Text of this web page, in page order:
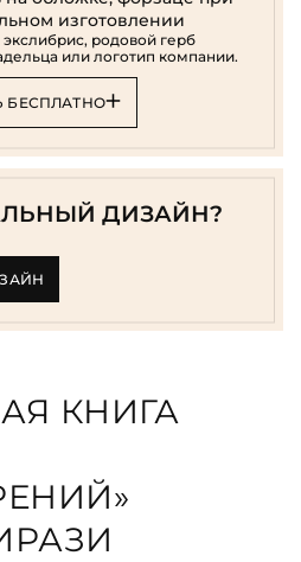
изготовлении
родовой герб
или логотип компании.
БЕСПЛАТНО
ДИЗАЙН?
КНИГА